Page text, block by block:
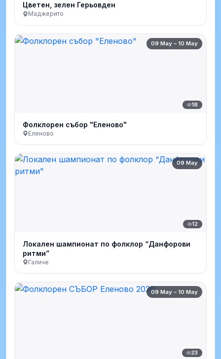
Цветен, зелен Герьовден
Маджерито
09 May – 10 May
18
Фолклорен събор "Еленово"
Еленово
09 May
12
Локален шампионат по фолклор “Данфорови
ритми”
Галиче
09 May – 10 May
23